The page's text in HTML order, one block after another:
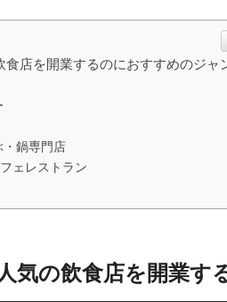
食店を開業するのにおすすめのジャ
鍋専門店
ェレストラン
気の飲食店を開業す